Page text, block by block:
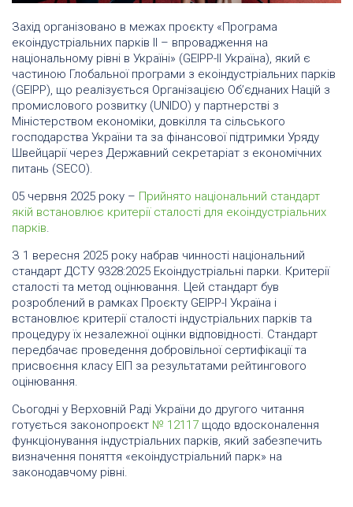
Захід організовано в межах проєкту «Програма
екоіндустріальних парків II – впровадження на
національному рівні в Україні» (GEIPP-II Україна), який є
частиною Глобальної програми з екоіндустріальних парків
(GEIPP), що реалізується Організацією Об’єднаних Націй з
промислового розвитку (UNIDO) у партнерстві з
Міністерством економіки, довкілля та сільського
господарства України та за фінансової підтримки Уряду
Швейцарії через Державний секретаріат з економічних
питань (SECO).
05 червня 2025 року – Прийнято національний стандарт
якій встановлює критерії сталості для екоіндустріальних
парків.
З 1 вересня 2025 року набрав чинності національний
стандарт ДСТУ 9328:2025 Екоіндустріальні парки. Критерії
сталості та метод оцінювання. Цей стандарт був
розроблений в рамках Проєкту GEIPP-I Україна і
встановлює критерії сталості індустріальних парків та
процедуру їх незалежної оцінки відповідності. Стандарт
передбачає проведення добровільної сертифікації та
присвоєння класу ЕІП за результатами рейтингового
оцінювання.
Сьогодні у Верховній Раді України до другого читання
готується законопроєкт № 12117 щодо вдосконалення
функціонування індустріальних парків, який забезпечить
визначення поняття «екоіндустріальний парк» на
законодавчому рівні.